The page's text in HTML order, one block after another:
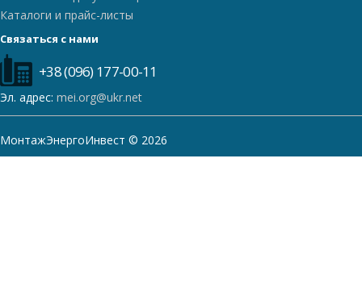
Каталоги и прайс-листы
Связаться с нами
+38 (096) 177-00-11
Эл. адрес: mei.org@ukr.net
МонтажЭнергоИнвест © 2026